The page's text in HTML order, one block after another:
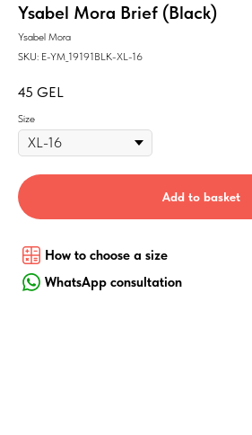
Ysabel Mora Brief (Black)
Ysabel Mora
SKU: E-YM_19191BLK-XL-16
45 GEL
Size
Add to basket
How to choose a size
WhatsApp consultation